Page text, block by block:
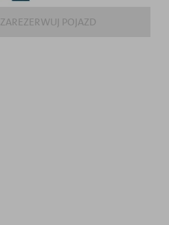
ZAREZERWUJ POJAZD